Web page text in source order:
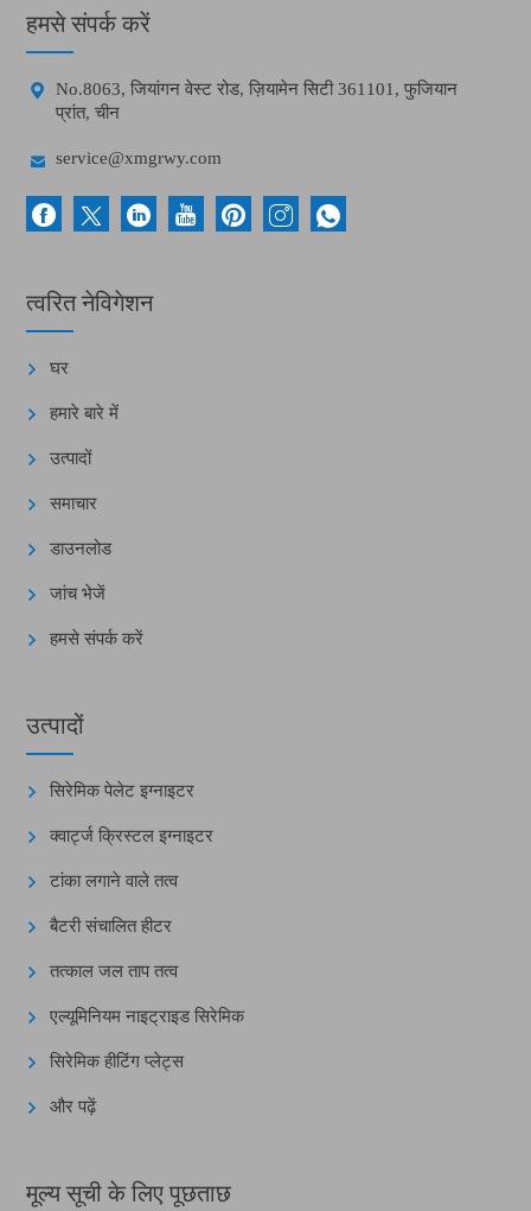
हमसे संपर्क करें

No.8063, जियांगन वेस्ट रोड, ज़ियामेन सिटी 361101, फुजियान
प्रांत, चीन
 service@xmgrwy.com
त्वरित नेविगेशन
घर
हमारे बारे में
उत्पादों
समाचार
डाउनलोड
जांच भेजें
हमसे संपर्क करें
उत्पादों
सिरेमिक पेलेट इग्नाइटर
क्वार्ट्ज क्रिस्टल इग्नाइटर
टांका लगाने वाले तत्व
बैटरी संचालित हीटर
तत्काल जल ताप तत्व
एल्यूमिनियम नाइट्राइड सिरेमिक
सिरेमिक हीटिंग प्लेट्स
और पढ़ें
मूल्य सूची के लिए पूछताछ